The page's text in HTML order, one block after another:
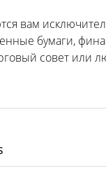
вам
бумаги,
совет или